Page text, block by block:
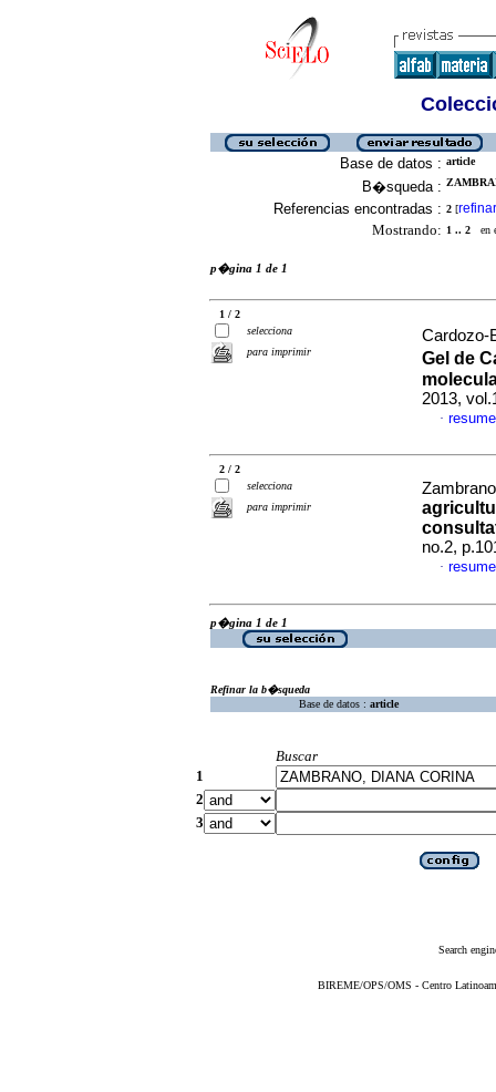
Base de datos : article
B�squeda :
Referencias encontradas : 2 [refinar
Mostrando: 1 .. 2 en
p�gina 1 de 1
1 / 2
selecciona
para imprimir
Gel de
2013,
·
2 / 2
selecciona
para imprimir
no.2,
·
p�gina 1 de 1
Refinar la b�squeda
Base de datos : article
Buscar
1
2
3
Search
BIREME/OPS/OMS - Centro